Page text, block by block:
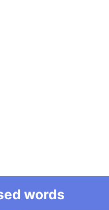
words